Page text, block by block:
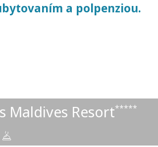
a polpenziou.
Maldives Resort*****